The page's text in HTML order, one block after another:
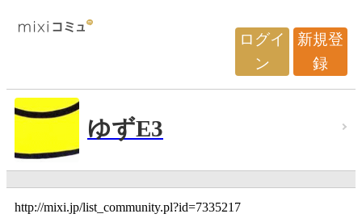
ログイ
ン
新規登
録
ゆずE3
http://mixi.jp/list_community.pl?id=7335217